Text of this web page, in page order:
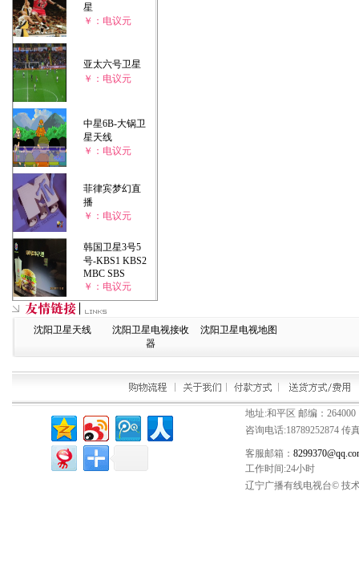
星
￥：电议元
亚太六号卫星
￥：电议元
中星6B-大锅卫
星天线
￥：电议元
菲律宾梦幻直
播
￥：电议元
韩国卫星3号5
号-KBS1 KBS2
MBC SBS
￥：电议元
沈阳卫星天线
沈阳卫星电视接收
器
沈阳卫星电视地图
地址:和平区 邮编：264000
咨询电话:18789252874 传
客服邮箱：
工作时间:24小时
辽宁广播有线电视台© 技